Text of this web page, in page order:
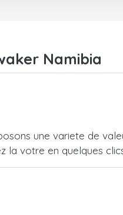
Namibia
une variete de
la votre en quelques